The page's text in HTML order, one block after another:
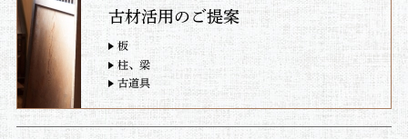
古材活用のご提案
板
柱、梁
古道具